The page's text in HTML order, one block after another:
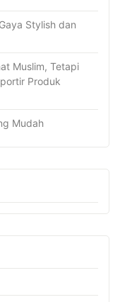
Stylish dan
Muslim, Tetapi
Produk
Mudah